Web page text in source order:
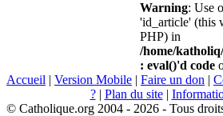
Warning: Use
'id_article' (this
PHP) in
/home/
: eval()'d code
Accueil | Version Mobile | Faire un don |
?| Plan du site|
© Catholique.org 2004 - 2026 - Tous